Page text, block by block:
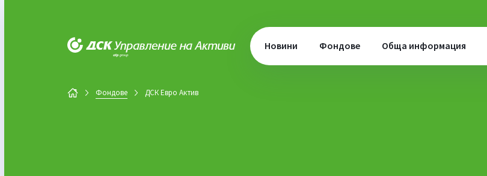
Новини Фондове Обща информация
ДСК Управление на активи
Фондове ДСК Евро Актив